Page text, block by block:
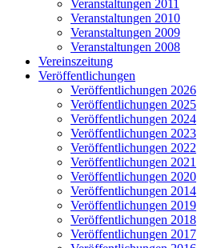
Veranstaltungen 2011
Veranstaltungen 2010
Veranstaltungen 2009
Veranstaltungen 2008
Vereinszeitung
Veröffentlichungen
Veröffentlichungen 2026
Veröffentlichungen 2025
Veröffentlichungen 2024
Veröffentlichungen 2023
Veröffentlichungen 2022
Veröffentlichungen 2021
Veröffentlichungen 2020
Veröffentlichungen 2014
Veröffentlichungen 2019
Veröffentlichungen 2018
Veröffentlichungen 2017